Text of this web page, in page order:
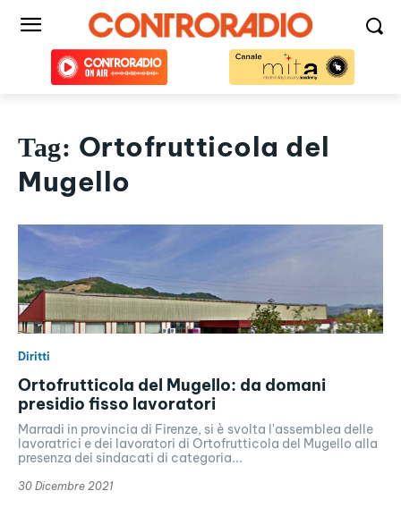
Tag: Ortofrutticola del
Mugello
Diritti
Ortofrutticola del Mugello: da domani
presidio fisso lavoratori
Marradi in provincia di Firenze, si è svolta l'assemblea delle
lavoratrici e dei lavoratori di Ortofrutticola del Mugello alla
presenza dei sindacati di categoria...
30 Dicembre 2021